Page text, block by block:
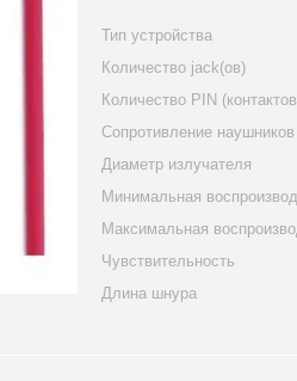
Тип устройства
Количество jack(ов)
Количество PIN
Сопротивление наушников
Диаметр излучателя
Минимальная
Максимальная
Чувствительность
Длина шнура